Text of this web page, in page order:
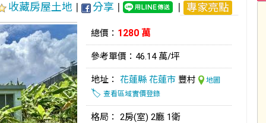
收藏房屋土地 | 分享 | | 專家亮點
總價： 1280 萬
參考單價：46.14 萬/坪
地址： 花蓮縣 花蓮市 豐村 地圖
🏷️ 查看區域實價登錄
格局： 2房(室) 2廳 1衛